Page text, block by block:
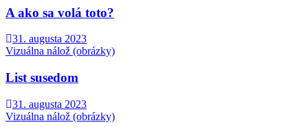
A ako sa volá toto?
31. augusta 2023
Vizuálna nálož (obrázky)
List susedom
31. augusta 2023
Vizuálna nálož (obrázky)